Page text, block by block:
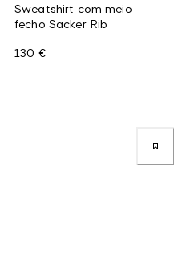
Sweatshirt com meio
fecho Sacker Rib
130 €